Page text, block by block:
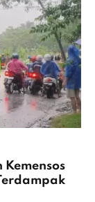
Kemensos